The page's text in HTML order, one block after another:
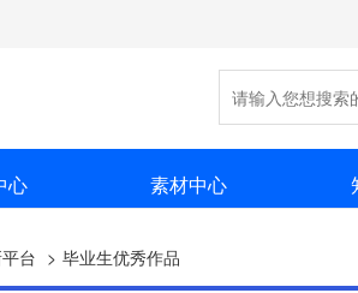
心 素材中心
台 毕业生优秀作品